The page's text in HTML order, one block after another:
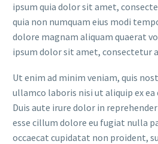
ipsum quia dolor sit amet,
quia non numquam eius modi
dolore magnam aliquam quaerat
ipsum dolor sit amet, consectetur
Ut enim ad minim veniam, quis
ullamco laboris nisi ut aliquip ex
Duis aute irure dolor in
esse cillum dolore eu fugiat nulla
occaecat cupidatat non proident,